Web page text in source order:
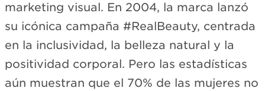
marketing visual. En 2004, la marca lanzó
su icónica campaña #RealBeauty, centrada
en la inclusividad, la belleza natural y la
positividad corporal. Pero las estadísticas
aún muestran que el 70% de las mujeres no